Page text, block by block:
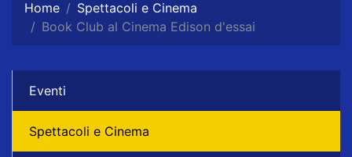
Home
Spettacoli e Cinema
Book Club al Cinema Edison d'essai
Eventi
Spettacoli e Cinema